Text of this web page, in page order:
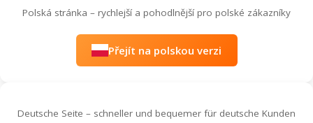
Polská stránka – rychlejší a pohodlnější pro polské zákazníky
Přejít na polskou verzi
Deutsche Seite – schneller und bequemer für deutsche Kunden